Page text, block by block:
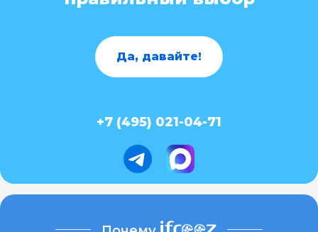
Да, давайте!
+7 (495) 021-04-71